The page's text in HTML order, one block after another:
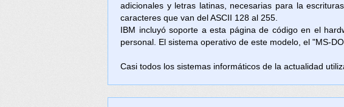
adicionales y letras latinas, necesarias para la
caracteres que van del ASCII 128 al 255.
IBM incluyó soporte a esta página de código en el
personal. El sistema operativo de este modelo, el "MS-
Casi todos los sistemas informáticos de la actualidad